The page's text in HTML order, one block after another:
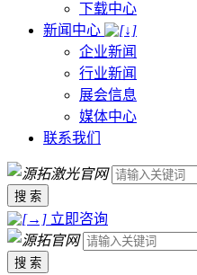
下载中心
新闻中心
企业新闻
行业新闻
展会信息
媒体中心
联系我们
搜 索
立即咨询
搜 索